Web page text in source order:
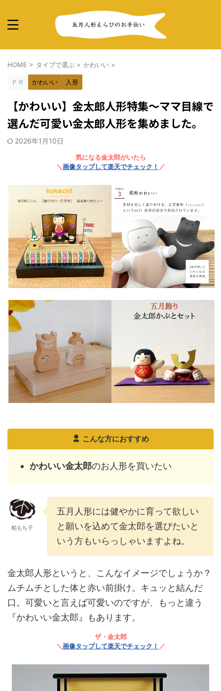
HOME > タイプで選ぶ > かわいい >
ＰＲ かわいい 人形
【かわいい】金太郎人形特集～ママ目線で
選んだ可愛い金太郎人形を集めました。
2026年1月10日
気になる金太郎がいたら
＼画像タップして楽天でチェック！ ／
こんな方におすすめ
かわいい金太郎のお人形を買いたい
柏もち子
五月人形には健やかに育って欲しい
と願いを込めて金太郎を選びたいと
いう方もいらっしゃいますよね。
金太郎人形というと、こんなイメージでしょうか？
ムチムチとした体と赤い前掛け。キュッと結んだ
口。可愛いと言えば可愛いのですが、もっと違う
『かわいい金太郎』もあります。
ザ・金太郎
＼画像タップして楽天でチェック！ ／